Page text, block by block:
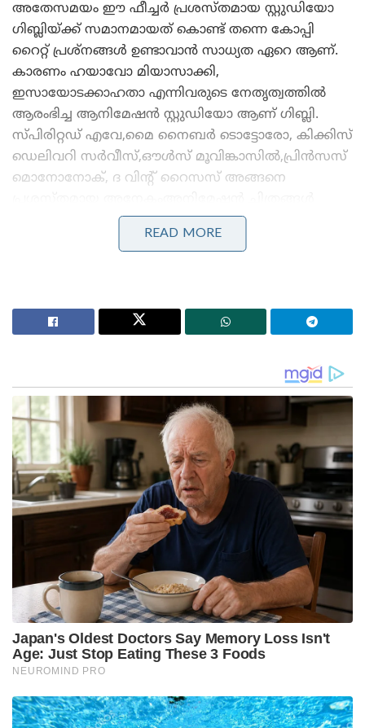
അതേസമയം ഈ ഫീച്ചർ പ്രശസ്തമായ സ്റ്റുഡിയോ
ഗിബ്ലിയ്ക്ക് സമാനമായത് കൊണ്ട് തന്നെ കോപ്പി
റൈറ്റ് പ്രശ്നങ്ങൾ ഉണ്ടാവാൻ സാധ്യത ഏറെ ആണ്.
കാരണം ഹയാവോ മിയാസാക്കി,
ഇസായോടക്കാഹതാ എന്നിവരുടെ നേതൃത്വത്തിൽ
ആരംഭിച്ച ആനിമേഷൻ സ്റ്റുഡിയോ ആണ് ഗിബ്ലി.
സ്പിരിറ്റഡ് എവേ,മൈ നൈബര്‍ ടൊട്ടോരോ, കിക്കിസ്
ഡെലിവറി സര്‍വീസ്,ഔള്‍സ് മൂവിങ്കാസില്‍,പ്രിന്‍സസ്
മൊനോനോക്, ദ വിന്റ് റൈസസ് അങ്ങനെ
നിര്‍മിച്ചിട്ടുണ്ട് ഗിബ്ലി.
പ്രധാനമന്ത്രി മോദിയുമായി കൂടിക്കാഴ്ച നടത്തി
സുഖ്ബീർ സിങ് ബാദൽ ; പഞ്ചാബിൽ വീണ്ടും
സഖ്യസാധ്യത
പാരച്യൂട്ടിന് പിന്നിലെ ജീവൻ രക്ഷാ ശാസ്ത്രം!
എന്നാൽ സ്റ്റുഡിയോ ഗിബ്ലി ഇമേജുകൾ പോലെ
തോന്നിക്കുന്ന ചിത്രങ്ങൾ സൃഷ്ടിക്കുന്ന ഓപ്പൺഎഐ
സാങ്കേതികപരമായി നിയമങ്ങൾ ലംഘിക്കുന്നതായി
തോന്നുന്നില്ലെന്നാണ് വിദഗ്‌ധർ പറയുന്നത്.
എന്നിരുന്നാലും, ജാപ്പനീസ് സ്റ്റുഡിയോയുടെ
സർഗ്ഗാത്മക സൃഷ്ടികളെഅടിസ്ഥാനമാക്കിയാണ്
ഓപ്പൺഎഐ അതിന്റെ ഇമേജ് തയ്യാറാക്കിയതെന്ന്
വിസ്മരിക്കാൻ ആവില്ല. ഓപ്പൺ എഐ പൊലുള്ള
കമ്പനികൾ ഇത്തരത്തിലൂടെയുള്ള
കണ്ടുപിടിത്തങ്ങളിലൂടെകലാകാരൻമാരുടെ
ജീവിതത്തിൽ പ്രതിസന്ധി സൃഷ്‌ടിക്കുന്നതായുള്ള
അഭിപ്രായവും ‘ഗിബ്ലി’ ട്രെൻഡായതോടെ
അതേസമയം ചാറ്റ്ജിപിടി പ്ലസ്, പ്രോ,ടീം, സെലക്ട്
READ MORE